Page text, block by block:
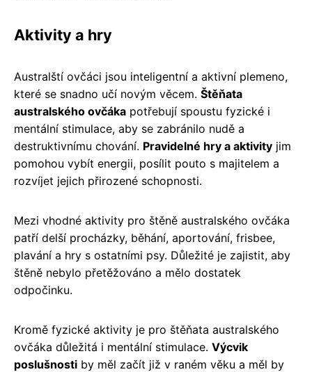
Aktivity a hry
Australští ovčáci jsou inteligentní a aktivní plemeno,
které se snadno učí novým věcem. Štěňata
australského ovčáka potřebují spoustu fyzické i
mentální stimulace, aby se zabránilo nudě a
destruktivnímu chování. Pravidelné hry a aktivity jim
pomohou vybít energii, posílit pouto s majitelem a
rozvíjet jejich přirozené schopnosti.
Mezi vhodné aktivity pro štěně australského ovčáka
patří delší procházky, běhání, aportování, frisbee,
plavání a hry s ostatními psy. Důležité je zajistit, aby
štěně nebylo přetěžováno a mělo dostatek
odpočinku.
Kromě fyzické aktivity je pro štěňata australského
ovčáka důležitá i mentální stimulace. Výcvik
poslušnosti by měl začít již v raném věku a měl by